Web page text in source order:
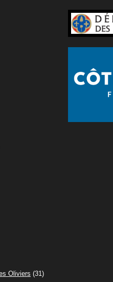
Oliviers (31)